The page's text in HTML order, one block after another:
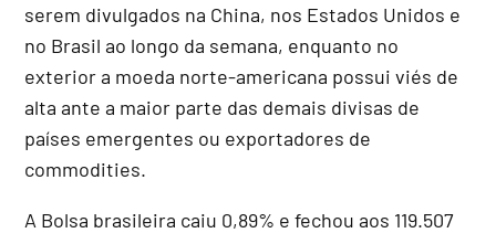
serem divulgados na China, nos Estados Unidos e
no Brasil ao longo da semana, enquanto no
exterior a moeda norte-americana possui viés de
alta ante a maior parte das demais divisas de
países emergentes ou exportadores de
commodities.
A Bolsa brasileira caiu 0,89% e fechou aos 119.507